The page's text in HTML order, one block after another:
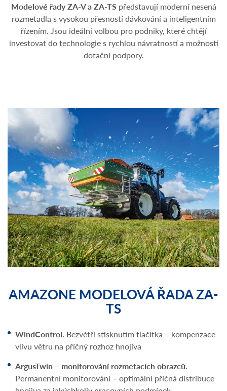
Modelové řady ZA-V a ZA-TSpředstavují moderní nesená
rozmetadla s vysokou přesností dávkování a inteligentním
řízením. Jsou ideální volbou pro podniky, které chtějí
investovat do technologie s rychlou návratností a možností
dotační podpory.
AMAZONE MODELOVÁ ŘADA ZA-
TS
WindControl. Bezvětří stisknutím tlačítka – kompenzace
vlivu větru na příčný rozhoz hnojiva
ArgusTwin – monitorování rozmetacích obrazců.
Permanentní monitorování – optimální příčná distribuce